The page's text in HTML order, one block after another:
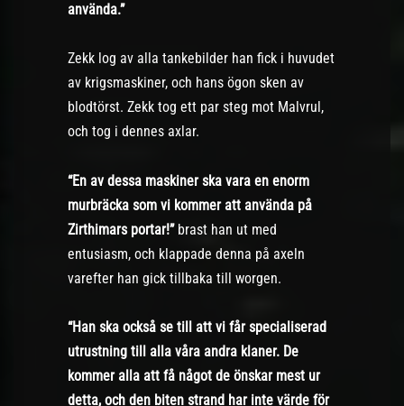
använda.”
Zekk log av alla tankebilder han fick i huvudet
av krigsmaskiner, och hans ögon sken av
blodtörst. Zekk tog ett par steg mot Malvrul,
och tog i dennes axlar.
“En av dessa maskiner ska vara en enorm
murbräcka som vi kommer att använda på
Zirthimars portar!” brast han ut med
entusiasm, och klappade denna på axeln
varefter han gick tillbaka till worgen.
“Han ska också se till att vi får specialiserad
utrustning till alla våra andra klaner. De
kommer alla att få något de önskar mest ur
detta, och den biten strand har inte värde för